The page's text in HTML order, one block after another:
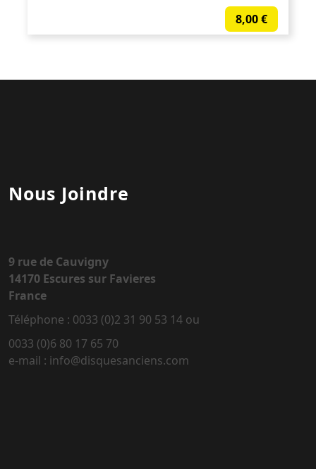
8,00€
Nous Joindre
9 rue de Cauvigny
14170 Escures sur Favieres
France
Téléphone : 0033 (0)2 31 90 53 14 ou
0033 (0)6 80 17 65 70
e-mail : info@disquesanciens.com